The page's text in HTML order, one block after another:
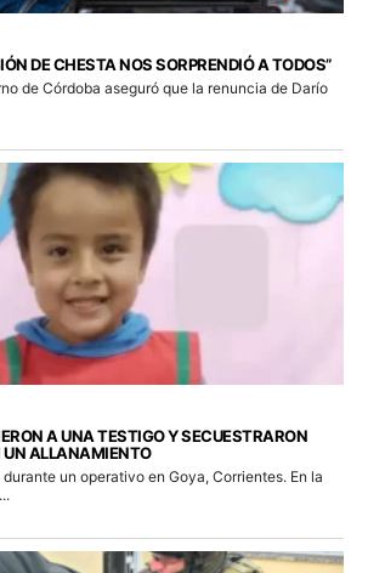
DE CHESTA NOS SORPRENDIÓ A TODOS”
de Córdoba aseguró que la renuncia de Darío
A UNA TESTIGO Y SECUESTRARON
UN ALLANAMIENTO
un operativo en Goya, Corrientes. En la